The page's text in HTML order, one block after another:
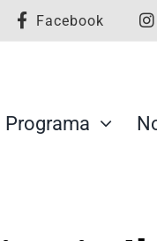
Facebook
Programa